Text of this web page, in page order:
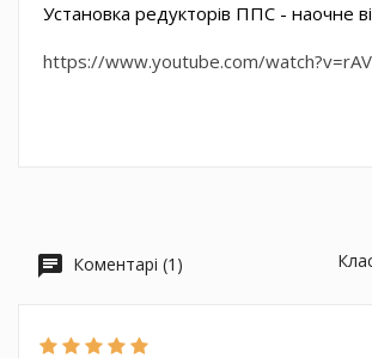
Установка редукторів ППС - наочне
https://www.youtube.com/
Коментарі (1)